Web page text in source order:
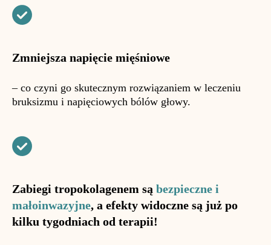
Zmniejsza napięcie mięśniowe
– co czyni go skutecznym rozwiązaniem w leczeniu
bruksizmu i napięciowych bólów głowy.
Zabiegi tropokolagenem są bezpieczne i
małoinwazyjne, a efekty widoczne są już po
kilku tygodniach od terapii!